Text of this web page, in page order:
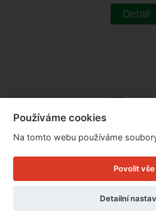
Detail
Používáme cookies
Na tomto webu používáme
Povolit vše
Detailní